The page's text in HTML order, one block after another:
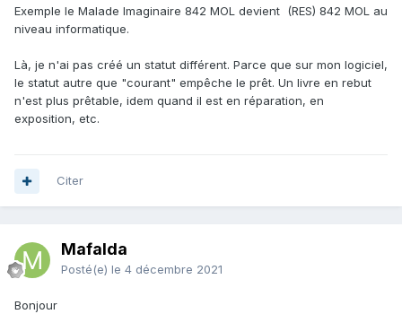
Exemple le Malade Imaginaire 842 MOL devient (RES) 842 MOL au
niveau informatique.
Là, je n'ai pas créé un statut différent. Parce que sur mon logiciel,
le statut autre que "courant" empêche le prêt. Un livre en rebut
n'est plus prêtable, idem quand il est en réparation, en
exposition, etc.
Citer
Mafalda
Posté(e) le 4 décembre 2021
Bonjour